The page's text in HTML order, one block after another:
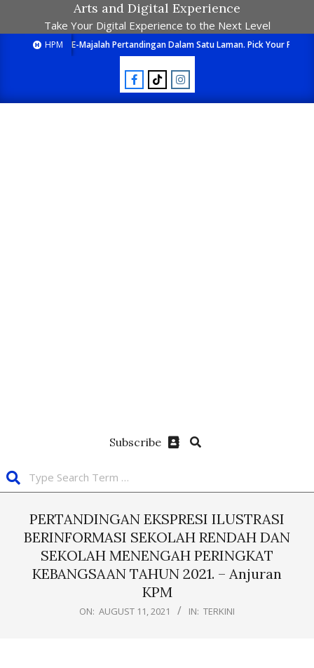
Arts and Digital Experience
Take Your Digital Experience to the Next Level
HPM E-Majalah Pertandingan Dalam Satu Laman. Pick Your
Subscribe
PERTANDINGAN EKSPRESI ILUSTRASI
BERINFORMASI SEKOLAH RENDAH DAN
SEKOLAH MENENGAH PERINGKAT
KEBANGSAAN TAHUN 2021. – Anjuran
KPM
ON: AUGUST 11, 2021 IN: TERKINI